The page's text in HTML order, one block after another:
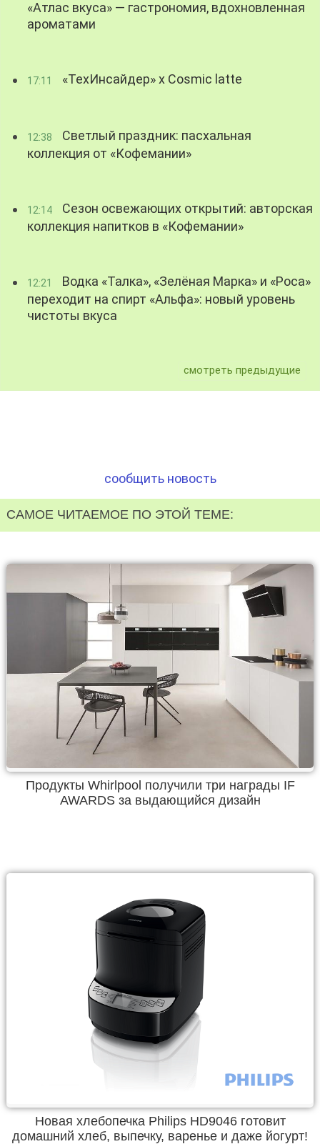
«Атлас вкуса» — гастрономия, вдохновленная
ароматами
17:11 «ТехИнсайдер» х Cosmic latte
12:38
Светлый праздник: пасхальная
коллекция от «Кофемании»
12:14
Сезон освежающих открытий: авторская
коллекция напитков в «Кофемании»
12:21
Водка «Талка», «Зелёная Марка» и «Роса»
переходит на спирт «Альфа»: новый уровень
чистоты вкуса
смотреть предыдущие
сообщить новость
САМОЕ ЧИТАЕМОЕ ПО ЭТОЙ ТЕМЕ:
Продукты Whirlpool получили три награды IF
AWARDS за выдающийся дизайн
Новая хлебопечка Philips HD9046 готовит
домашний хлеб, выпечку, варенье и даже йогурт!